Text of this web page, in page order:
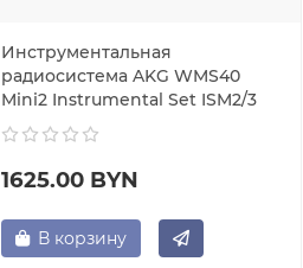
Инструментальная
радиосистема AKG WMS40
Mini2 Instrumental Set ISM2/3
1625.00 BYN
В корзину